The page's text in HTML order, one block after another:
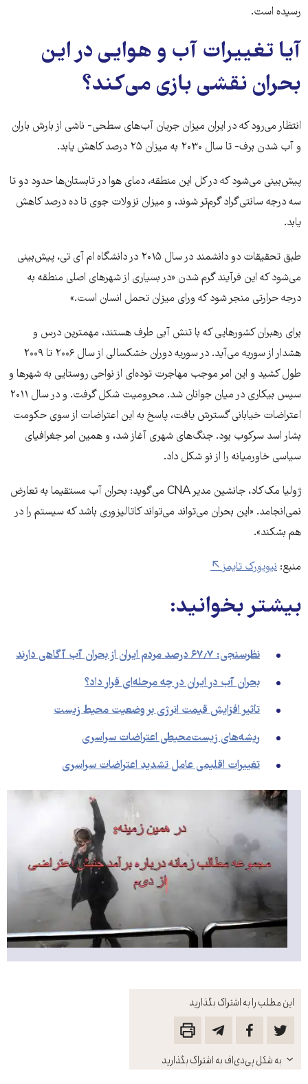
این مطلب را به اشتراک بگذارید
باز
کنید
به شکل پی‌دی‌اف به اشتراک بگذارید
رسیده است.
آیا تغییرات آب و هوایی در این
بحران نقشی بازی می‌کند؟
انتظار می‌رود که در ایران میزان جریان آب‌های سطحی- ناشی از بارش باران
و آب شدن برف- تا سال ۲۰۳۰ به میزان ۲۵ درصد کاهش یابد.
پیش‌بینی می‌شود که در کل این منطقه، دمای هوا در تابستان‌ها حدود دو تا
سه درجه سانتی‌گراد گرم‌تر شوند، و میزان نزولات جوی تا ده درصد کاهش
یابد.
طبق تحقیقات دو دانشمند در سال ۲۰۱۵ در دانشگاه ام آی تی، پیش‌بینی
می‌شود که این فرآیند گرم شدن «در بسیاری از شهرهای اصلی منطقه به
درجه حرارتی منجر شود که ورای میزان تحمل انسان است.»
برای رهبران کشورهایی که با تنش آبی طرف هستند، مهمترین درس و
هشدار از سوریه می‌آید. در سوریه دوران خشکسالی از سال ۲۰۰۶ تا ۲۰۰۹
طول کشید و این امر موجب مهاجرت توده‌ای از نواحی روستایی به شهرها و
سپس بیکاری در میان جوانان شد. محرومیت شکل گرفت. و در سال ۲۰۱۱
اعتراضات خیابانی گسترش یافت، پاسخ به این اعتراضات از سوی حکومت
بشار اسد سرکوب بود. جنگ‌های شهری آغاز شد، و همین امر جغرافیای
سیاسی خاورمیانه را از نو شکل داد.
ژولیا مک‌کاد، جانشین مدیر CNA می‌گوید: بحران آب مستقیما به تعارض
نمی‌انجامد. «این بحران می‌تواند می‌تواند کاتالیزوری باشد که سیستم را در
هم بشکند».
منبع: نیویورک تایمز
بیشتر بخوانید:
نظرسنجی: ۶۷٫۷ درصد مردم ایران از بحران آب آگاهی دارند
بحران آب در ایران در چه مرحله‌ای قرار داد؟
تأثیر افزایش قیمت انرژی بر وضعیت محیط زیست
ریشه‌های زیست‌محیطی اعتراضات سراسری
تغییرات اقلیمی عامل تشدید اعتراضات سراسری